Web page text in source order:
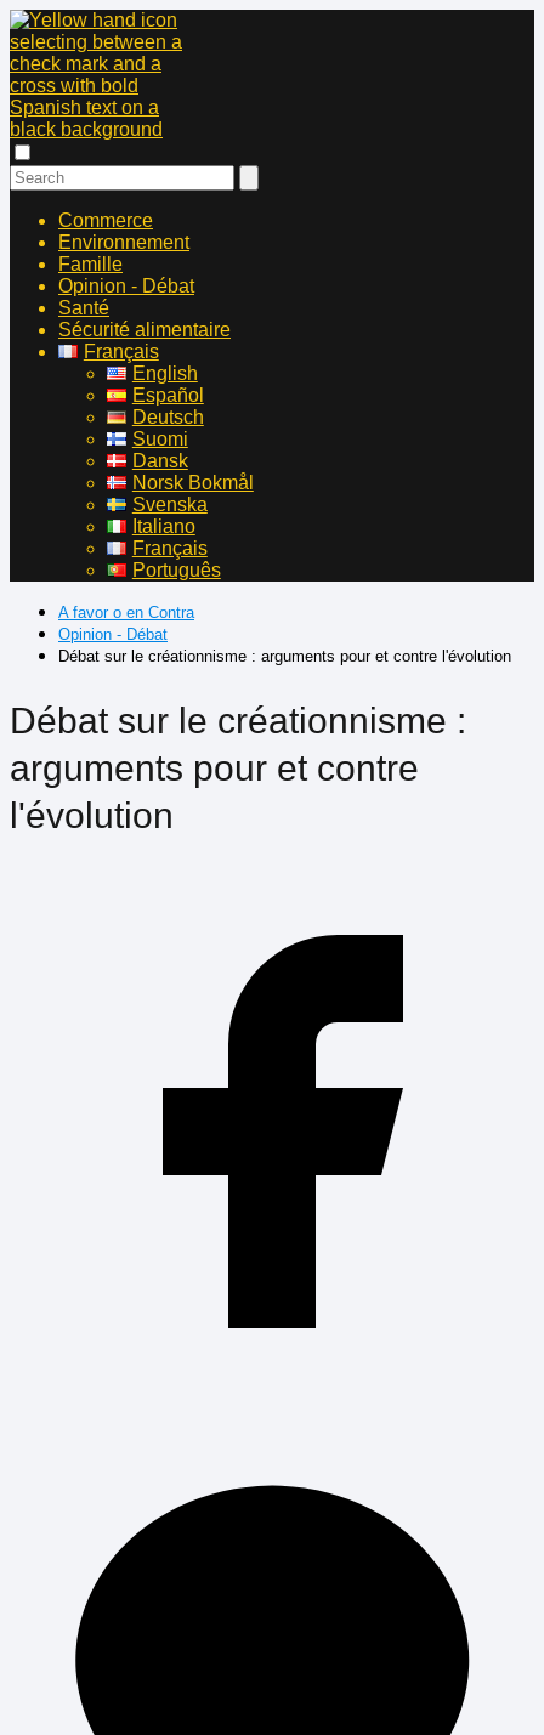
Commerce
Environnement
Famille
Opinion - Débat
Santé
Sécurité alimentaire
Français
English
Español
Deutsch
Suomi
Dansk
Norsk Bokmål
Svenska
Italiano
Français
Português
A favor o en Contra
Opinion - Débat
Débat sur le créationnisme : arguments pour et contre l'évolution
Débat sur le créationnisme :
arguments pour et contre
l'évolution